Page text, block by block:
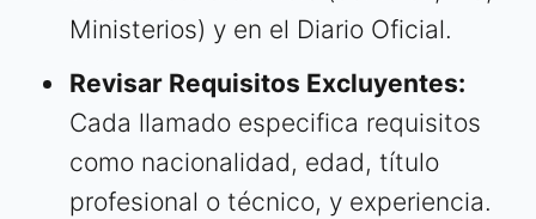
Ministerios) y en el Diario Oficial.
Revisar Requisitos Excluyentes:
Cada llamado especifica requisitos
como nacionalidad, edad, título
profesional o técnico, y experiencia.